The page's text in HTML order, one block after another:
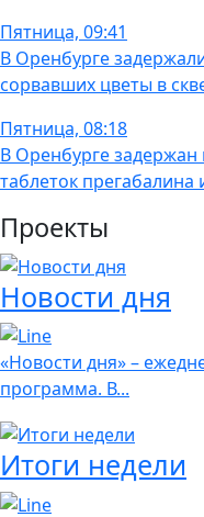
Пятница, 09:41
В Оренбурге
сорвавших цветы в
Пятница, 08:18
В Оренбурге
таблеток прегабалина
Проекты
Новости дня
«Новости дня» –
программа. В...
Итоги недели